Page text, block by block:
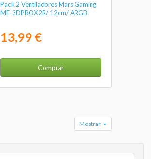
Pack 2 Ventiladores Mars Gaming
MF-3DPROX2R/ 12cm/ ARGB
13,99 €
Comprar
Mostrar